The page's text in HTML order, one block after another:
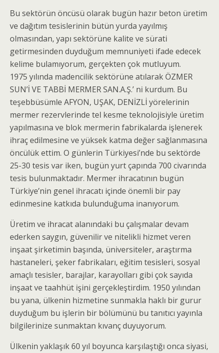
Bu sektörün öncüsü olarak bugün hazır beton üretim
ve dağıtım tesislerinin bütün yurda yayılmış
olmasından, yapı sektörüne kalite ve sürati
getirmesinden duyduğum memnuniyeti ifade edecek
kelime bulamıyorum, gerçekten çok mutluyum.
1975 yılında madencilik sektörüne atılarak ÖZMER
SUN’İ VE TABBİ MERMER SAN.A.Ş.’ ni kurdum. Bu
teşebbüsümle AFYON, UŞAK, DENİZLİ yörelerinin
mermer rezervlerinde tel kesme teknolojisiyle üretim
yapılmasına ve blok mermerin fabrikalarda işlenerek
ihraç edilmesine ve yüksek katma değer sağlanmasına
öncülük ettim. O günlerin Türkiyesi’nde bu sektörde
25-30 tesis var iken, bugün yurt çapında 700 civarında
tesis bulunmaktadır. Mermer ihracatının bugün
Türkiye’nin genel ihracatı içinde önemli bir pay
edinmesine katkıda bulunduğuma inanıyorum.
Üretim ve ihracat alanındaki bu çalışmalar devam
ederken saygın, güvenilir ve nitelikli hizmet veren
inşaat şirketimin başında, üniversiteler, araştırma
hastaneleri, şeker fabrikaları, eğitim tesisleri, sosyal
amaçlı tesisler, barajlar, karayolları gibi çok sayıda
inşaat ve taahhüt işini gerçekleştirdim. 1950 yılından
bu yana, ülkenin hizmetine sunmakla haklı bir gurur
duyduğum bu işlerin bir bölümünü bu tanıtıcı yayınla
bilgilerinize sunmaktan kıvanç duyuyorum.
Ülkenin yaklaşık 60 yıl boyunca karşılaştığı onca siyasi,